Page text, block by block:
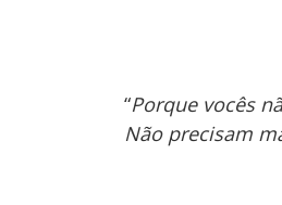
“Porque vocês
Não precisam